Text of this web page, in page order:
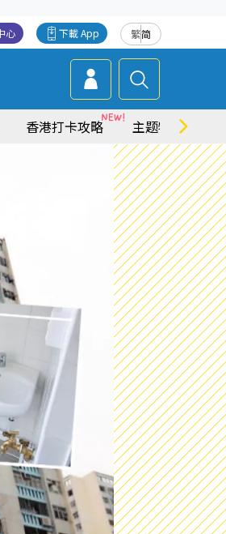
繁简
下載 App
心
香港打卡攻略 主题特集